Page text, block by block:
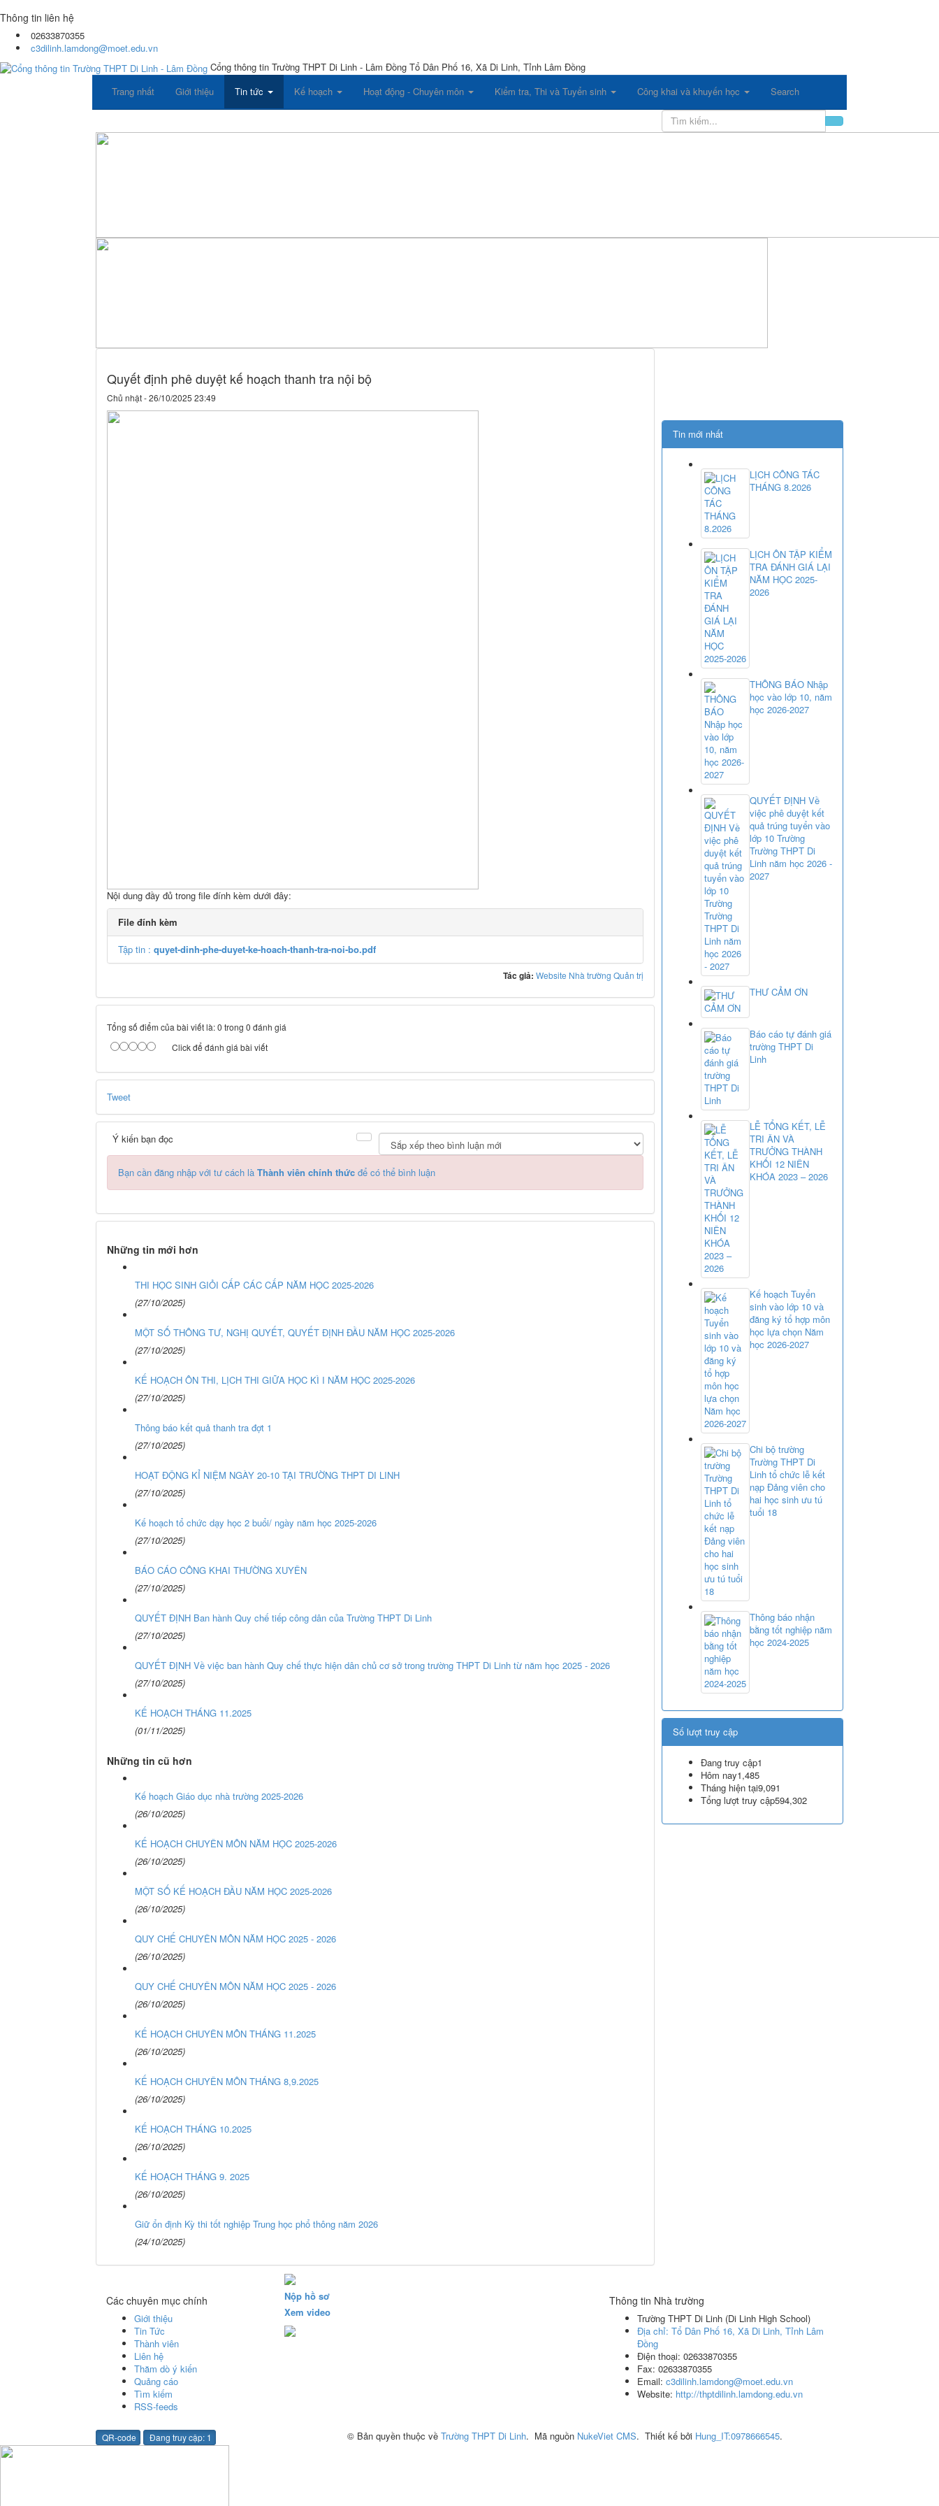
Thông tin liên hệ
02633870355
c3dilinh.lamdong@moet.edu.vn
Cổng thông tin Trường THPT Di Linh - Lâm Đồng Tổ Dân Phố 16, Xã Di Linh, Tỉnh Lâm Đồng
Trang nhất
Giới thiệu Tin tức Kế hoạch Hoạt động - Chuyên môn Kiểm tra, Thi và Tuyển sinh Công khai và khuyến học Search
Quyết định phê duyệt kế hoạch thanh tra nội bộ
Chủ nhật - 26/10/2025 23:49
Nội dung đầy đủ trong file đính kèm dưới đây:
File đính kèm
Tập tin : quyet-dinh-phe-duyet-ke-hoach-thanh-tra-noi-bo.pdf
Tác giả: Website Nhà trường Quản trị
Tổng số điểm của bài viết là: 0 trong 0 đánh giá
Click để đánh giá bài viết
Tweet
Ý kiến bạn đọc
Bạn cần đăng nhập với tư cách là Thành viên chính thức để có thể bình luận
Những tin mới hơn
THI HỌC SINH GIỎI CẤP CÁC CẤP NĂM HỌC 2025-2026
(27/10/2025)
MỘT SỐ THÔNG TƯ, NGHỊ QUYẾT, QUYẾT ĐỊNH ĐẦU NĂM HỌC 2025-2026
(27/10/2025)
KẾ HOẠCH ÔN THI, LỊCH THI GIỮA HỌC KÌ I NĂM HỌC 2025-2026
(27/10/2025)
Thông báo kết quả thanh tra đợt 1
(27/10/2025)
HOẠT ĐỘNG KỈ NIỆM NGÀY 20-10 TẠI TRƯỜNG THPT DI LINH
(27/10/2025)
Kế hoạch tổ chức dạy học 2 buổi/ ngày năm học 2025-2026
(27/10/2025)
BÁO CÁO CÔNG KHAI THƯỜNG XUYÊN
(27/10/2025)
QUYẾT ĐỊNH Ban hành Quy chế tiếp công dân của Trường THPT Di Linh
(27/10/2025)
QUYẾT ĐỊNH Về việc ban hành Quy chế thực hiện dân chủ cơ sở trong trường THPT Di Linh từ năm học 2025 - 2026
(27/10/2025)
KẾ HOẠCH THÁNG 11.2025
(01/11/2025)
Những tin cũ hơn
Kế hoạch Giáo dục nhà trường 2025-2026
(26/10/2025)
KẾ HOẠCH CHUYÊN MÔN NĂM HỌC 2025-2026
(26/10/2025)
MỘT SỐ KẾ HOẠCH ĐẦU NĂM HỌC 2025-2026
(26/10/2025)
QUY CHẾ CHUYÊN MÔN NĂM HỌC 2025 - 2026
(26/10/2025)
QUY CHẾ CHUYÊN MÔN NĂM HỌC 2025 - 2026
(26/10/2025)
KẾ HOẠCH CHUYÊN MÔN THÁNG 11.2025
(26/10/2025)
KẾ HOẠCH CHUYÊN MÔN THÁNG 8,9.2025
(26/10/2025)
KẾ HOẠCH THÁNG 10.2025
(26/10/2025)
KẾ HOẠCH THÁNG 9. 2025
(26/10/2025)
Giữ ổn định Kỳ thi tốt nghiệp Trung học phổ thông năm 2026
(24/10/2025)
Tin mới nhất
LỊCH CÔNG TÁC
THÁNG 8.2026
LỊCH ÔN TẬP KIỂM
TRA ĐÁNH GIÁ LẠI
NĂM HỌC 2025-
2026
THÔNG BÁO Nhập
học vào lớp 10, năm
học 2026-2027
QUYẾT ĐỊNH Về
việc phê duyệt kết
quả trúng tuyển vào
lớp 10 Trường
Trường THPT Di
Linh năm học 2026 -
2027
THƯ CẢM ƠN
Báo cáo tự đánh giá
trường THPT Di
Linh
LỄ TỔNG KẾT, LỄ
TRI ÂN VÀ
TRƯỞNG THÀNH
KHỐI 12 NIÊN
KHÓA 2023 – 2026
Kế hoạch Tuyển
sinh vào lớp 10 và
đăng ký tổ hợp môn
học lựa chọn Năm
học 2026-2027
Chi bộ trường
Trường THPT Di
Linh tổ chức lễ kết
nạp Đảng viên cho
hai học sinh ưu tú
tuổi 18
Thông báo nhận
bằng tốt nghiệp năm
học 2024-2025
Số lượt truy cập
Đang truy cập1
Hôm nay1,485
Tháng hiện tại9,091
Tổng lượt truy cập594,302
Các chuyên mục chính
Giới thiệu
Tin Tức
Thành viên
Liên hệ
Thăm dò ý kiến
Quảng cáo
Tìm kiếm
RSS-feeds
Nộp hồ sơ
Xem video
Thông tin Nhà trường
Trường THPT Di Linh (Di Linh High School)
Địa chỉ: Tổ Dân Phố 16, Xã Di Linh, Tỉnh Lâm
Đồng
Điện thoại: 02633870355
Fax: 02633870355
Email: c3dilinh.lamdong@moet.edu.vn
Website: http://thptdilinh.lamdong.edu.vn
QR-code Đang truy cập: 1 © Bản quyền thuộc về Trường THPT Di Linh. Mã nguồn NukeViet CMS. Thiết kế bởi Hung_IT:0978666545.